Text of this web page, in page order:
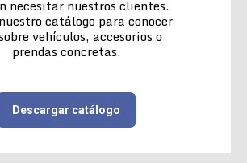
necesitar nuestros clientes.
catálogo para conocer
vehículos, accesorios o
prendas concretas.
Descargar catálogo